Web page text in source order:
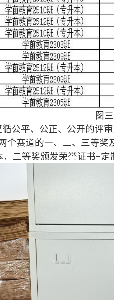
图
公平、公正、公开的评
个赛道的一、二、三等
二等奖颁发荣誉证书+